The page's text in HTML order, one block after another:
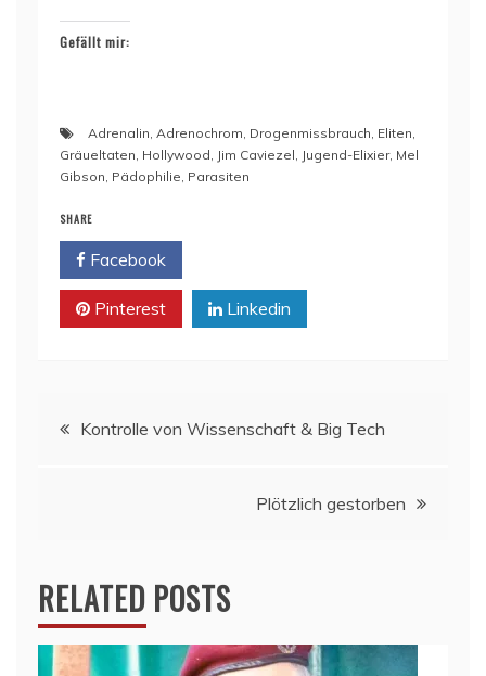
Gefällt mir:
Adrenalin Adrenochrom Drogenmissbrauch Eliten
Gräueltaten Hollywood Jim Caviezel Jugend-Elixier, Mel
Gibson Pädophilie Parasiten
SHARE
Facebook
Pinterest Linkedin
Beitragsnavigation
Kontrolle von Wissenschaft & Big Tech
Plötzlich gestorben
RELATED POSTS